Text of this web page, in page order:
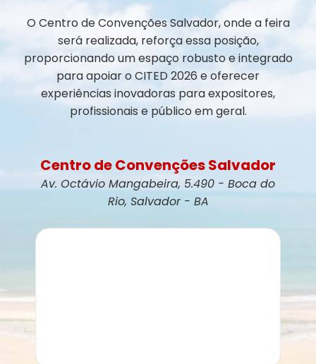
O Centro de Convenções Salvador, onde a feira
será realizada, reforça essa posição,
proporcionando um espaço robusto e integrado
para apoiar o CITED 2026 e oferecer
experiências inovadoras para expositores,
profissionais e público em geral.
Centro de Convenções Salvador
Av. Octávio Mangabeira, 5.490 - Boca do
Rio, Salvador - BA